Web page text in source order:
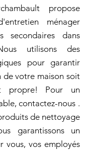
propose
ménager
secondaires dans
utilisons des
pour garantir
de votre maison soit
propre! Pour un
contactez-nous .
de nettoyage
garantissons un
vous, vos employés